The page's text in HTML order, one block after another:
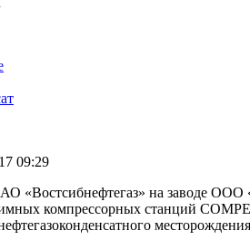
09:29
«Востсибнефтегаз» на заводе
компрессорных станций